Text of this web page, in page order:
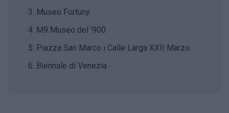
3. Museo Fortuny
4. M9 Museo del '900
5. Piazza San Marco i Calle Larga XXII Marzo
6. Biennale di Venezia